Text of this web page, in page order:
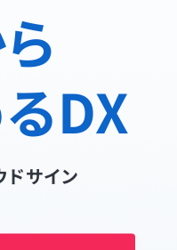
DX
ドサイン